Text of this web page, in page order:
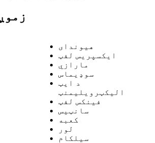
هیوندای
ایکسپریس لفټ
مارازي
سوډیماس
د ایټ
الیکټرویلیمنټ
فینکس لفټ
سانټیس
کعبه
لور
سیلکام